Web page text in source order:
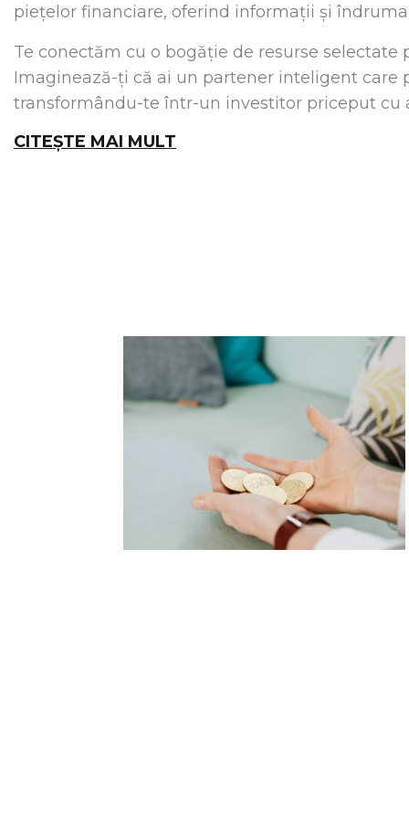
piețelor financiare, oferind informații și
Te conectăm cu o bogăție de resurse
Imaginează-ți că ai un partener inteligent care
transformându-te într-un investitor priceput cu
CITEȘTE MAI MULT